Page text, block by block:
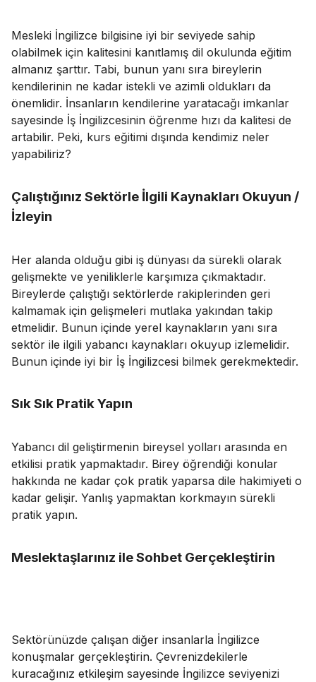
Mesleki İngilizce bilgisine iyi bir seviyede sahip
olabilmek için kalitesini kanıtlamış dil okulunda eğitim
almanız şarttır. Tabi, bunun yanı sıra bireylerin
kendilerinin ne kadar istekli ve azimli oldukları da
önemlidir. İnsanların kendilerine yaratacağı imkanlar
sayesinde İş İngilizcesinin öğrenme hızı da kalitesi de
artabilir. Peki, kurs eğitimi dışında kendimiz neler
yapabiliriz?
Çalıştığınız Sektörle İlgili Kaynakları Okuyun /
İzleyin
Her alanda olduğu gibi iş dünyası da sürekli olarak
gelişmekte ve yeniliklerle karşımıza çıkmaktadır.
Bireylerde çalıştığı sektörlerde rakiplerinden geri
kalmamak için gelişmeleri mutlaka yakından takip
etmelidir. Bunun içinde yerel kaynakların yanı sıra
sektör ile ilgili yabancı kaynakları okuyup izlemelidir.
Bunun içinde iyi bir İş İngilizcesi bilmek gerekmektedir.
Sık Sık Pratik Yapın
Yabancı dil geliştirmenin bireysel yolları arasında en
etkilisi pratik yapmaktadır. Birey öğrendiği konular
hakkında ne kadar çok pratik yaparsa dile hakimiyeti o
kadar gelişir. Yanlış yapmaktan korkmayın sürekli
pratik yapın.
Meslektaşlarınız ile Sohbet Gerçekleştirin
Sektörünüzde çalışan diğer insanlarla İngilizce
konuşmalar gerçekleştirin. Çevrenizdekilerle
kuracağınız etkileşim sayesinde İngilizce seviyenizi